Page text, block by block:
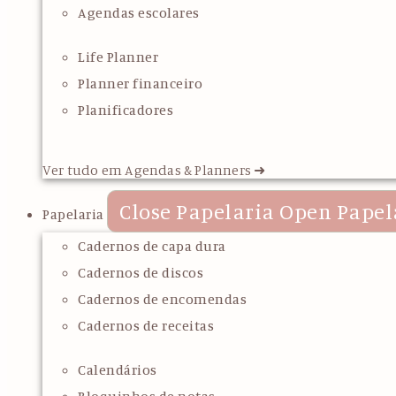
Agendas escolares
Life Planner
Planner financeiro
Planificadores
Ver tudo em Agendas & Planners ➜
Papelaria Close Papelaria Open
Cadernos de capa dura
Cadernos de discos
Cadernos de encomendas
Cadernos de receitas
Calendários